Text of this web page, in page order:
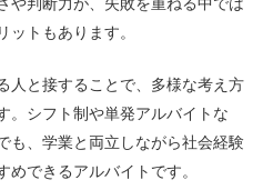
や判断力が、失敗を重ねる中では
トもあります。
人と接することで、多様な考え方
。シフト制や単発アルバイトな
も、学業と両立しながら社会経験
できるアルバイトです。